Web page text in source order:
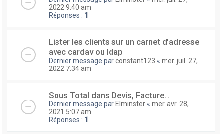
2022 9:40 am
Réponses : 1
Lister les clients sur un carnet d'adresse
avec cardav ou ldap
Dernier message parconstant123 « mer. juil. 27,
2022 7:34 am
Sous Total dans Devis, Facture...
Dernier message parElminster « mer. avr. 28,
2021 5:07 am
Réponses : 1